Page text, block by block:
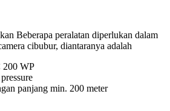
Beberapa peralatan diperlukan dalam
cibubur, diantaranya adalah
200 WP
panjang min. 200 meter